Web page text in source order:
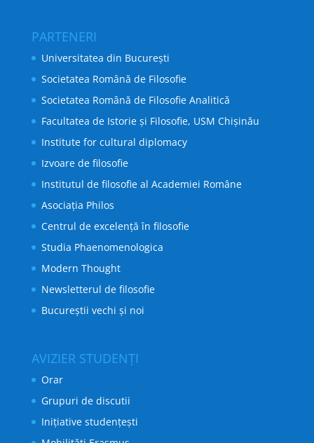
PARTENERI
Universitatea din București
Societatea Română de Filosofie
Societatea Română de Filosofie Analitică
Facultatea de Istorie și Filosofie, USM Chișinău
Institute for cultural diplomacy
Izvoare de filosofie
Institutul de filosofie al Academiei Române
Asociația Philos
Centrul de excelență în filosofie
Studia Phaenomenologica
Modern Thought
Newsletterul de filosofie
Bucureștii vechi și noi
AVIZIER STUDENȚI
Orar
Grupuri de discutii
Inițiative studențești